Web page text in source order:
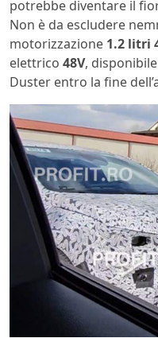
potrebbe diventare il
Non è da escludere
motorizzazione 1.2 litri
elettrico 48V,
Duster entro la fine